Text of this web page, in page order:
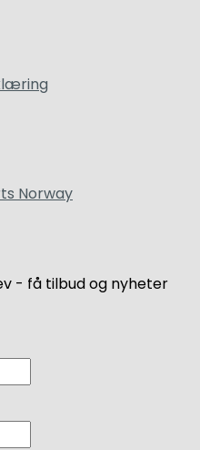
Norway
- få tilbud og nyheter